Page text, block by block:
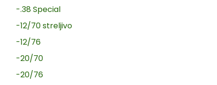
-.38 Special
-12/70 streljivo
-12/76
-20/70
-20/76